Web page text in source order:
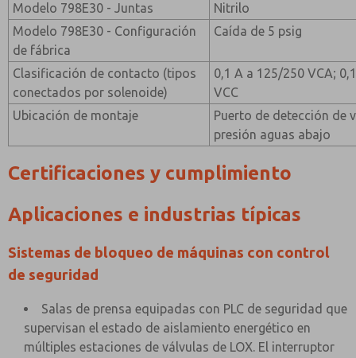
Modelo 798E30 - Juntas
Nitrilo
Modelo 798E30 - Configuración
de fábrica
Caída de 5 psig
Clasificación de contacto (tipos
conectados por solenoide)
0,1 A a 125/250 VCA;
VCC
Ubicación de montaje
Puerto de detección de
presión aguas abajo
Certificaciones y cumplimiento
Aplicaciones e industrias típicas
Sistemas de bloqueo de máquinas con control
de seguridad
Salas de prensa equipadas con PLC de seguridad que
supervisan el estado de aislamiento energético en
múltiples estaciones de válvulas de LOX. El interruptor